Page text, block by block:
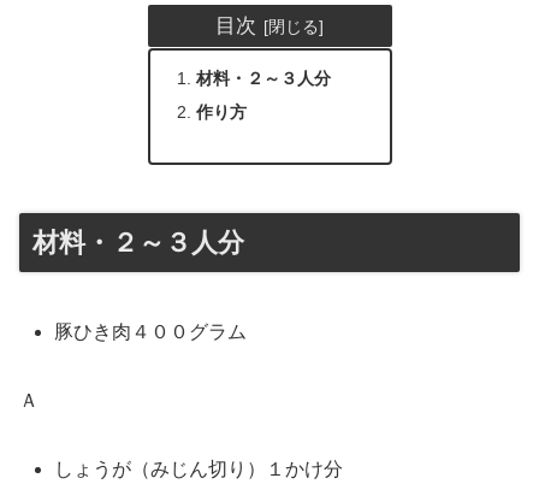
目次
材料・２～３人分
作り方
材料・２～３人分
豚ひき肉４００グラム
Ａ
しょうが（みじん切り）１かけ分